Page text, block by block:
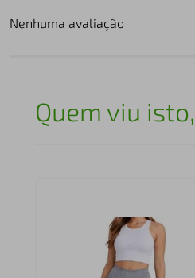
Nenhuma avaliação
Quem viu